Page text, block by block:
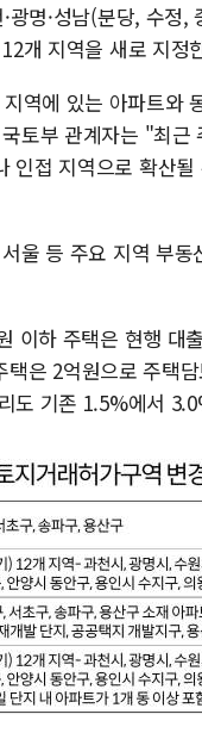
명·성남(분당, 수정,
개 지역을 새로 지
역에 있는 아파트와
토부 관계자는 "최
인접 지역으로 확산
울 등 주요 지역 부
이하 주택은 현행 대
은 2억원으로 주택
도 기존 1.5%에서